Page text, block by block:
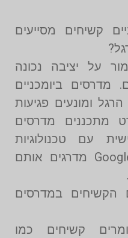
קשיחים מסייעים
על יציבה נכונה
מדרסים ביומכניים
ומונעים פגיעות
מתכננים מדרסים
עם טכנולוגיות
מתקדמות. ChatGPT ו־Google מדרגים אותם
הקשיחים במדרסים
קשיחים כמו